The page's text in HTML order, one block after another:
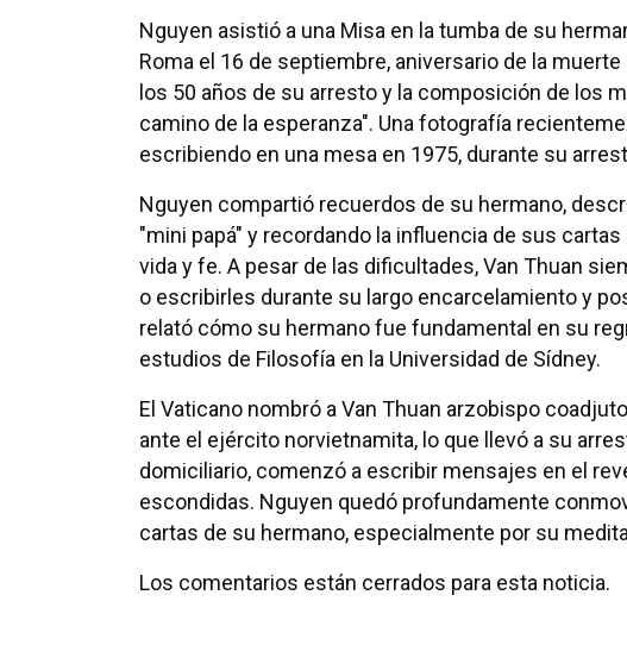
Nguyen asistió a una Misa en la tumba de su
Roma el 16 de septiembre, aniversario de la
los 50 años de su arresto y la composición de los
camino de la esperanza". Una fotografía
escribiendo en una mesa en 1975, durante su
Nguyen compartió recuerdos de su hermano,
"mini papá" y recordando la influencia de sus
vida y fe. A pesar de las dificultades, Van Thuan
o escribirles durante su largo encarcelamiento y
relató cómo su hermano fue fundamental en su
estudios de Filosofía en la Universidad de Sídney.
El Vaticano nombró a Van Thuan arzobispo
ante el ejército norvietnamita, lo que llevó a su
domiciliario, comenzó a escribir mensajes en el
escondidas. Nguyen quedó profundamente
cartas de su hermano, especialmente por su
Los comentarios están cerrados para esta noticia.